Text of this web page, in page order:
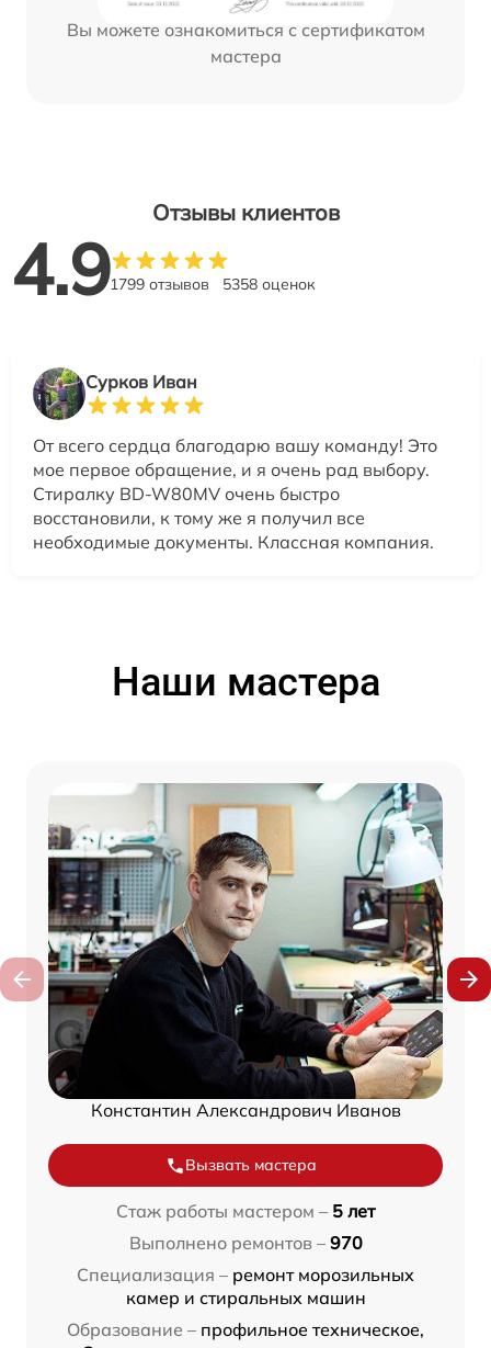
Вы можете ознакомиться с сертификатом
мастера
Отзывы клиентов
4.91799 отзывов 5358 оценок
Сурков Иван
От всего сердца благодарю вашу команду! Это
мое первое обращение, и я очень рад выбору.
Стиралку BD-W80MV очень быстро
восстановили, к тому же я получил все
необходимые документы. Классная компания.
Наши мастера
Константин Александрович Иванов
Вызвать мастера
Стаж работы мастером – 5 лет
Выполнено ремонтов – 970
Специализация – ремонт морозильных
камер и стиральных машин
Образование – профильное техническое,